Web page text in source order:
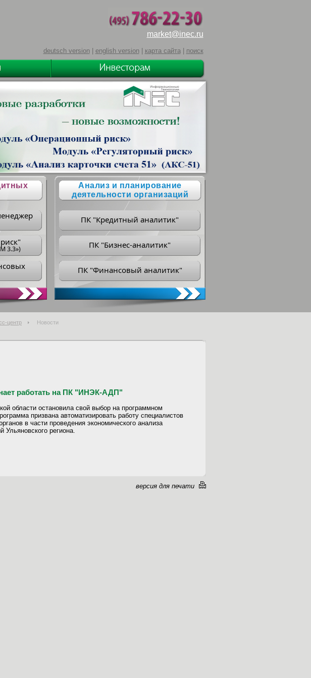
market@inec.ru
deutsch version| english version| карта сайта| поиск
3.3»)
Анализ и планирование
деятельности организаций
ПК "Кредитный аналитик"
ПК "Бизнес-аналитик"
ПК "Финансовый аналитик"
центр Новости
работать на ПК "ИНЭК-АДП"
области остановила свой выбор на программном
призвана автоматизировать работу специалистов
в части проведения экономического анализа
Ульяновского региона.
версия для печати